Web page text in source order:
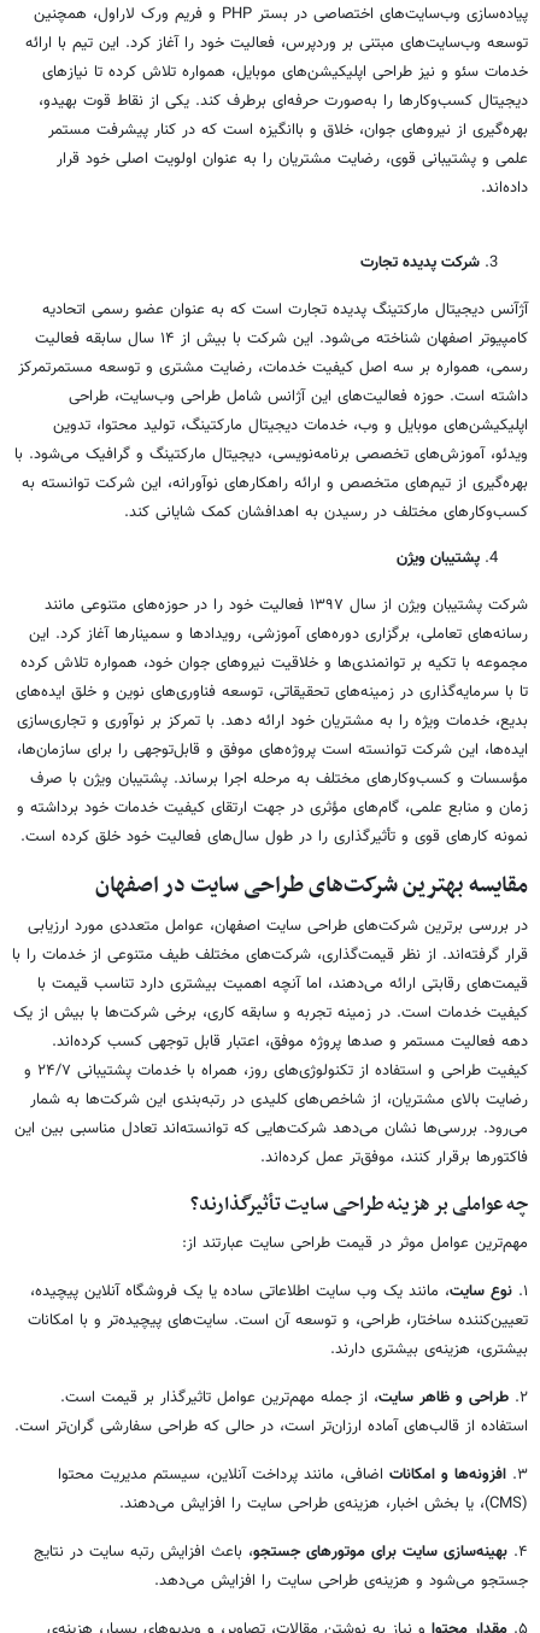
پیاده‌سازی وب‌سایت‌های اختصاصی در بستر PHP و فریم ‌ورک لاراول، همچنین
توسعه وب‌سایت‌های مبتنی بر وردپرس، فعالیت خود را آغاز کرد. این تیم با ارائه
خدمات سئو و نیز طراحی اپلیکیشن‌های موبایل، همواره تلاش کرده تا نیازهای
دیجیتال کسب‌وکارها را به‌صورت حرفه‌ای برطرف کند. یکی از نقاط قوت بهیدو،
بهره‌گیری از نیروهای جوان، خلاق و باانگیزه است که در کنار پیشرفت مستمر
علمی و پشتیبانی قوی، رضایت مشتریان را به عنوان اولویت اصلی خود قرار
داده‌اند.
شرکت پدیده تجارت
آژآنس دیجیتال مارکتینگ پدیده تجارت است که به عنوان عضو رسمی اتحادیه
کامپیوتر اصفهان شناخته می‌شود. این شرکت با بیش از ۱۴ سال سابقه فعالیت
رسمی، همواره بر سه اصل کیفیت خدمات، رضایت مشتری و توسعه مستمرتمرکز
داشته است. حوزه فعالیت‌های این آژانس شامل طراحی وب‌سایت، طراحی
اپلیکیشن‌های موبایل و وب، خدمات دیجیتال مارکتینگ، تولید محتوا، تدوین
ویدئو، آموزش‌های تخصصی برنامه‌نویسی، دیجیتال مارکتینگ و گرافیک می‌شود. با
بهره‌گیری از تیم‌های متخصص و ارائه راهکارهای نوآورانه، این شرکت توانسته به
کسب‌وکارهای مختلف در رسیدن به اهدافشان کمک شایانی کند.
پشتیبان ویژن
شرکت پشتیبان ویژن از سال ۱۳۹۷ فعالیت خود را در حوزه‌های متنوعی مانند
رسانه‌های تعاملی، برگزاری دوره‌های آموزشی، رویدادها و سمینارها آغاز کرد. این
مجموعه با تکیه بر توانمندی‌ها و خلاقیت نیروهای جوان خود، همواره تلاش کرده
تا با سرمایه‌گذاری در زمینه‌های تحقیقاتی، توسعه فناوری‌های نوین و خلق ایده‌های
بدیع، خدمات ویژه را به مشتریان خود ارائه دهد. با تمرکز بر نوآوری و تجاری‌سازی
ایده‌ها، این شرکت توانسته است پروژه‌های موفق و قابل‌توجهی را برای سازمان‌ها،
مؤسسات و کسب‌وکارهای مختلف به مرحله اجرا برساند. پشتیبان ویژن با صرف
زمان و منابع علمی، گام‌های مؤثری در جهت ارتقای کیفیت خدمات خود برداشته و
نمونه‌ کارهای قوی و تأثیرگذاری را در طول سال‌های فعالیت خود خلق کرده است.
مقایسه بهترین شرکت‌های طراحی سایت در اصفهان
در بررسی برترین شرکت‌های طراحی سایت اصفهان، عوامل متعددی مورد ارزیابی
قرار گرفته‌اند. از نظر قیمت‌گذاری، شرکت‌های مختلف طیف متنوعی از خدمات را با
قیمت‌های رقابتی ارائه می‌دهند، اما آنچه اهمیت بیشتری دارد تناسب قیمت با
کیفیت خدمات است. در زمینه تجربه و سابقه کاری، برخی شرکت‌ها با بیش از یک
دهه فعالیت مستمر و صدها پروژه موفق، اعتبار قابل توجهی کسب کرده‌اند.
کیفیت طراحی و استفاده از تکنولوژی‌های روز، همراه با خدمات پشتیبانی ۲۴/۷ و
رضایت بالای مشتریان، از شاخص‌های کلیدی در رتبه‌بندی این شرکت‌ها به شمار
می‌رود. بررسی‌ها نشان می‌دهد شرکت‌هایی که توانسته‌اند تعادل مناسبی بین این
فاکتورها برقرار کنند، موفق‌تر عمل کرده‌اند.
چه عواملی بر هزینه طراحی سایت تأثیرگذارند؟
مهم‌ترین عوامل موثر در قیمت طراحی سایت عبارتند از:
۱. نوع سایت، مانند یک وب سایت اطلاعاتی ساده یا یک فروشگاه آنلاین پیچیده،
تعیین‌کننده ساختار، طراحی، و توسعه آن است. سایت‌های پیچیده‌تر و با امکانات
بیشتری، هزینه‌ی بیشتری دارند.
۲. طراحی و ظاهر سایت، از جمله مهم‌ترین عوامل تاثیرگذار بر قیمت است.
استفاده از قالب‌های آماده ارزان‌تر است، در حالی که طراحی سفارشی گران‌تر است.
۳. افزونه‌ها و امکانات اضافی، مانند پرداخت آنلاین، سیستم مدیریت محتوا
(CMS)، یا بخش اخبار، هزینه‌ی طراحی سایت را افزایش می‌دهند.
۴. بهینه‌سازی سایت برای موتورهای جستجو، باعث افزایش رتبه سایت در نتایج
جستجو می‌شود و هزینه‌ی طراحی سایت را افزایش می‌دهد.